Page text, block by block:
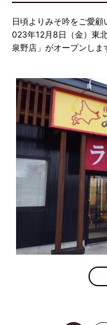
日頃よりみそ吟をご愛
023年12月8日（金）東
泉野店」がオープンし